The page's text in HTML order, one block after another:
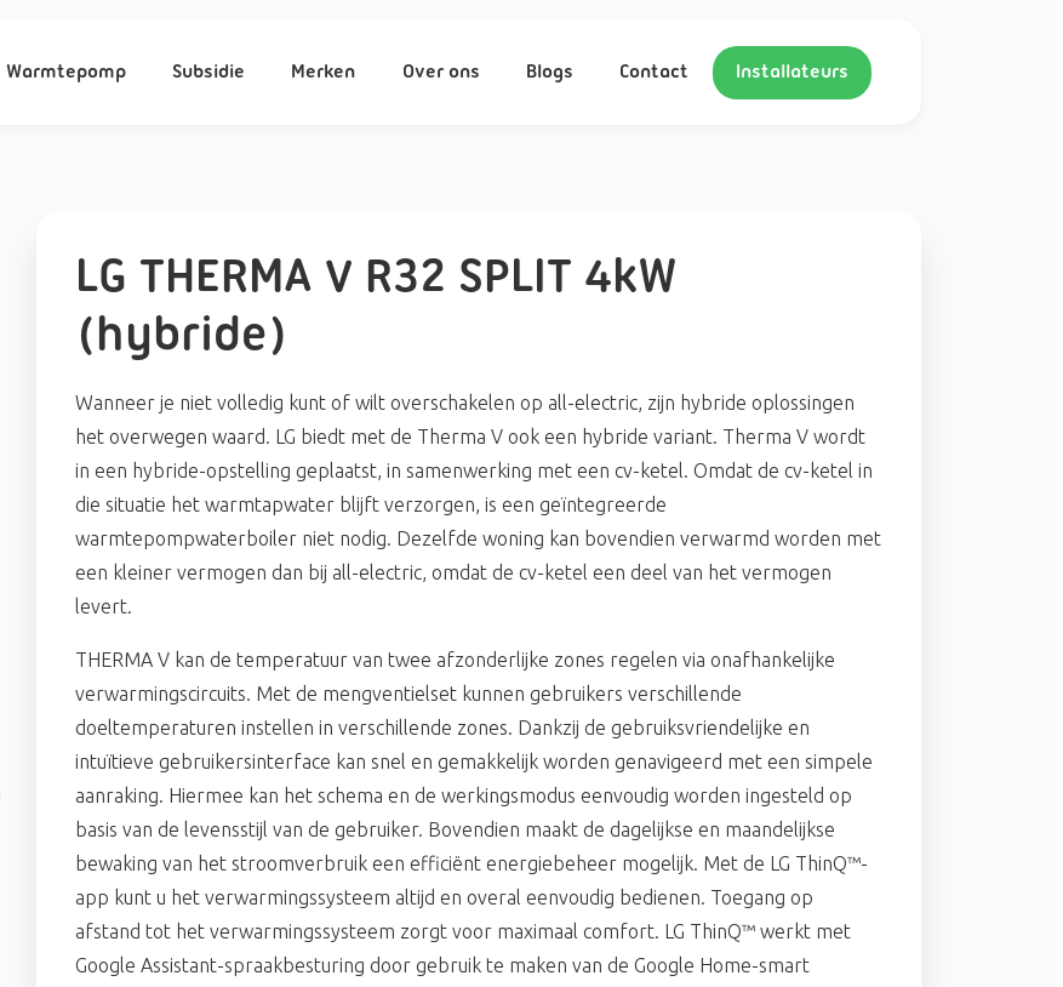
Warmtepomp Subsidie Merken Over ons Blogs Contact Installateurs
LG THERMA V R32 SPLIT 4kW
(hybride)
Wanneer je niet volledig kunt of wilt overschakelen op all-electric, zijn hybride oplossingen
het overwegen waard. LG biedt met de Therma V ook een hybride variant. Therma V wordt
in een hybride-opstelling geplaatst, in samenwerking met een cv-ketel. Omdat de cv-ketel in
die situatie het warmtapwater blijft verzorgen, is een geïntegreerde
warmtepompwaterboiler niet nodig. Dezelfde woning kan bovendien verwarmd worden met
een kleiner vermogen dan bij all-electric, omdat de cv-ketel een deel van het vermogen
levert.
THERMA V kan de temperatuur van twee afzonderlijke zones regelen via onafhankelijke
verwarmingscircuits. Met de mengventielset kunnen gebruikers verschillende
doeltemperaturen instellen in verschillende zones. Dankzij de gebruiksvriendelijke en
intuïtieve gebruikersinterface kan snel en gemakkelijk worden genavigeerd met een simpele
aanraking. Hiermee kan het schema en de werkingsmodus eenvoudig worden ingesteld op
basis van de levensstijl van de gebruiker. Bovendien maakt de dagelijkse en maandelijkse
bewaking van het stroomverbruik een efficiënt energiebeheer mogelijk. Met de LG ThinQ™-
app kunt u het verwarmingssysteem altijd en overal eenvoudig bedienen. Toegang op
afstand tot het verwarmingssysteem zorgt voor maximaal comfort. LG ThinQ™ werkt met
Google Assistant-spraakbesturing door gebruik te maken van de Google Home-smart